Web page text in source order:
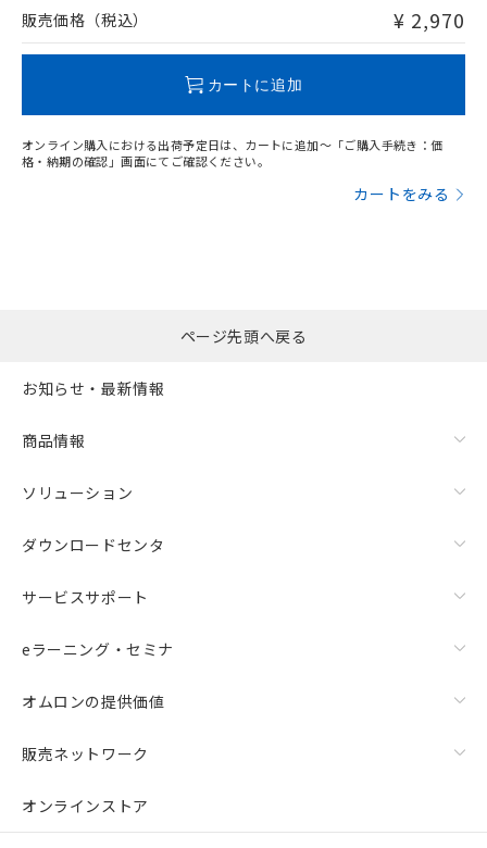
問い合わせください。
販売価格（税込） ¥ 2,970
カートに追加
オンライン購入における出荷予定日は、カートに追加～「ご購入手続き：価
格・納期の確認」画面にてご確認ください。
カートをみる
ページ先頭へ戻る
お知らせ・最新情報
商品情報
ソリューション
ダウンロードセンタ
サービスサポート
eラーニング・セミナ
オムロンの提供価値
販売ネットワーク
オンラインストア